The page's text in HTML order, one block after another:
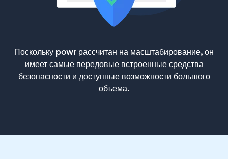
Поскольку powr рассчитан на масштабирование, он
имеет самые передовые встроенные средства
безопасности и доступные возможности большого
объема.